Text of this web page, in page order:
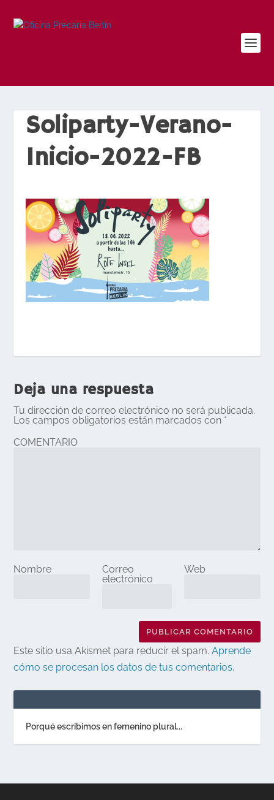
Soliparty-Verano-
Inicio-2022-FB
Deja una respuesta
Tu dirección de correo electrónico no será publicada.
Los campos obligatorios están marcados con *
COMENTARIO
Nombre
Correo
electrónico
Web
Este sitio usa Akismet para reducir el spam.Aprende
cómo se procesan los datos de tus comentarios.
Porqué escribimos en femenino plural...